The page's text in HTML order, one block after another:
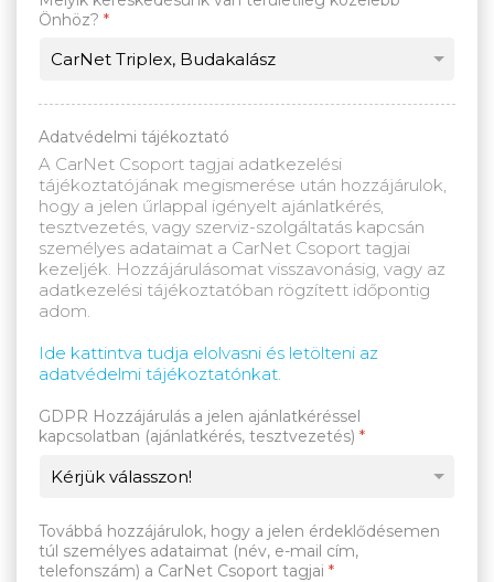
Önhöz? *
Adatvédelmi tájékoztató
A CarNet Csoport tagjai adatkezelési
tájékoztatójának megismerése után hozzájárulok,
hogy a jelen űrlappal igényelt ajánlatkérés,
tesztvezetés, vagy szerviz-szolgáltatás kapcsán
személyes adataimat a CarNet Csoport tagjai
kezeljék. Hozzájárulásomat visszavonásig, vagy az
adatkezelési tájékoztatóban rögzített időpontig
adom.
Ide kattintva tudja elolvasni és letölteni az
adatvédelmi tájékoztatónkat.
GDPR Hozzájárulás a jelen ajánlatkéréssel
kapcsolatban (ajánlatkérés, tesztvezetés) *
Továbbá hozzájárulok, hogy a jelen érdeklődésemen
túl személyes adataimat (név, e-mail cím,
telefonszám) a CarNet Csoport tagjai *